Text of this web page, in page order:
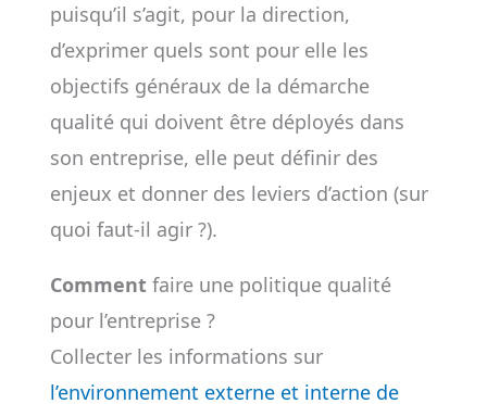
puisqu’il s’agit, pour la direction,
d’exprimer quels sont pour elle les
objectifs généraux de la démarche
qualité qui doivent être déployés dans
son entreprise, elle peut définir des
enjeux et donner des leviers d’action (sur
quoi faut-il agir ?).
Comment faire une politique qualité
pour l’entreprise ?
Collecter les informations sur
l’environnement externe et interne de